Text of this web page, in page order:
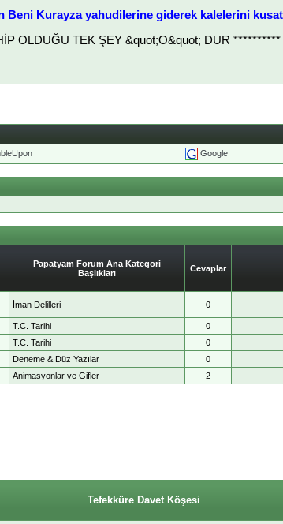
Beni Kurayza yahudilerine giderek kalelerini
OLDUĞU TEK ŞEY &quot;O&quot; DUR **********
Google
Papatyam Forum Ana Kategori
Başlıkları
Cevaplar
İman Delilleri 0
T.C. Tarihi 0
T.C. Tarihi 0
Deneme & Düz Yazılar 0
Animasyonlar ve Gifler 2
Tefekküre Davet Köşesi